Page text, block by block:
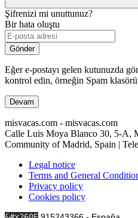
Şifrenizi mi unuttunuz?
Bir hata oluştu
Gönder
Eğer e-postayı gelen kutunuzda
kontrol edin, örneğin Spam
Devam
misvacas.com - misvacas.com
Calle Luis Moya Blanco 30, 5-A,
Community of Madrid, Spain |
Legal notice
Terms and General
Privacy policy
Cookies policy